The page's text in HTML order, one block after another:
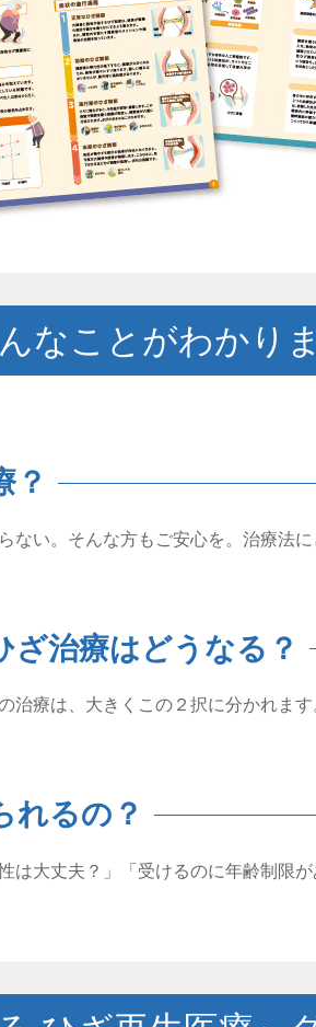
なことがわかり
？
ない。そんな方もご安心を。治療法
治療はどうなる？
治療は、大きくこの２択に分かれま
れるの？
は大丈夫？」「受けるのに年齢制限